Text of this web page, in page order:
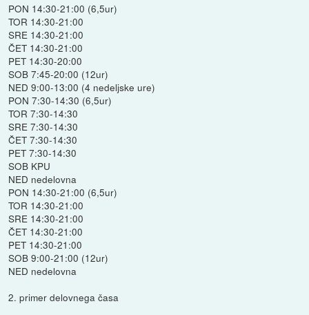
PON 14:30-21:00 (6,5ur)
TOR 14:30-21:00
SRE 14:30-21:00
ČET 14:30-21:00
PET 14:30-20:00
SOB 7:45-20:00 (12ur)
NED 9:00-13:00 (4 nedeljske ure)
PON 7:30-14:30 (6,5ur)
TOR 7:30-14:30
SRE 7:30-14:30
ČET 7:30-14:30
PET 7:30-14:30
SOB KPU
NED nedelovna
PON 14:30-21:00 (6,5ur)
TOR 14:30-21:00
SRE 14:30-21:00
ČET 14:30-21:00
PET 14:30-21:00
SOB 9:00-21:00 (12ur)
NED nedelovna
2. primer delovnega časa